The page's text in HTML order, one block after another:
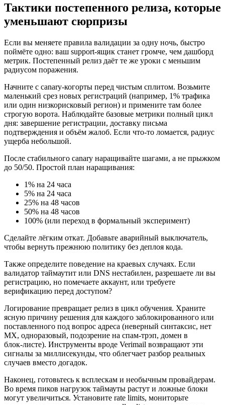
Тактики постепенного релиза, которые
уменьшают сюрпризы
Если вы меняете правила валидации за одну ночь, быстро
поймёте одно: ваш support‑ящик станет громче, чем дашборд
метрик. Постепенный релиз даёт те же уроки с меньшим
радиусом поражения.
Начните с canary‑когорты перед чистым сплитом. Возьмите
маленький срез новых регистраций (например, 1% трафика
или один низкорисковый регион) и примените там более
строгую ворота. Наблюдайте базовые метрики полный цикл
дня: завершение регистрации, доставку письма
подтверждения и объём жалоб. Если что‑то ломается, радиус
ущерба небольшой.
После стабильного canary наращивайте шагами, а не прыжком
до 50/50. Простой план наращивания:
1% на 24 часа
5% на 24 часа
25% на 48 часов
50% на 48 часов
100% (или переход в формальный эксперимент)
Сделайте лёгким откат. Добавьте аварийный выключатель,
чтобы вернуть прежнюю политику без деплоя кода.
Также определите поведение на краевых случаях. Если
валидатор таймаутит или DNS нестабилен, разрешаете ли вы
регистрацию, но помечаете аккаунт, или требуете
верификацию перед доступом?
Логирование превращает релиз в цикл обучения. Храните
ясную причину решения для каждого заблокированного или
поставленного под вопрос адреса (неверный синтаксис, нет
MX, одноразовый, подозрение на спам‑трэп, домен в
блок‑листе). Инструменты вроде Verimail возвращают эти
сигналы за миллисекунды, что облегчает разбор реальных
случаев вместо догадок.
Наконец, готовьтесь к всплескам и необычным провайдерам.
Во время пиков нагрузок таймауты растут и ложные блоки
могут увеличиться. Установите rate limits, мониторьте